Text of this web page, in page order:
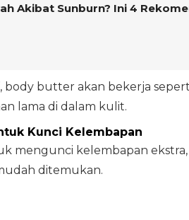
Akibat Sunburn? Ini 4
body butter akan bekerja
lama di dalam kulit.
Kunci Kelembapan
mengunci kelembapan
ditemukan.